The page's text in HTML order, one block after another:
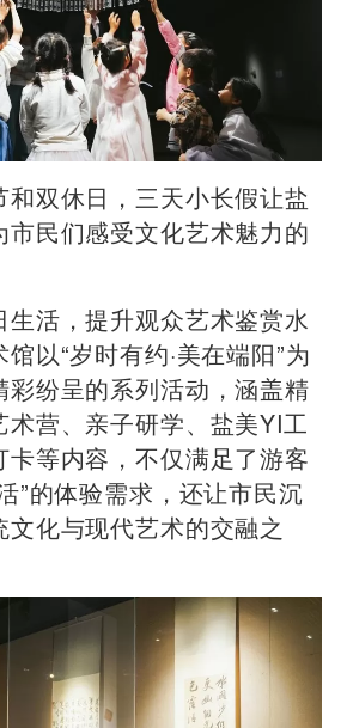
双休日，三天小长假让盐
民们感受文化艺术魅力的
生活，提升观众艺术鉴赏水
以“岁时有约·美在端阳”为
彩纷呈的系列活动，涵盖精
术营、亲子研学、盐美YI工
等内容，不仅满足了游客
”的体验需求，还让市民沉
化与现代艺术的交融之